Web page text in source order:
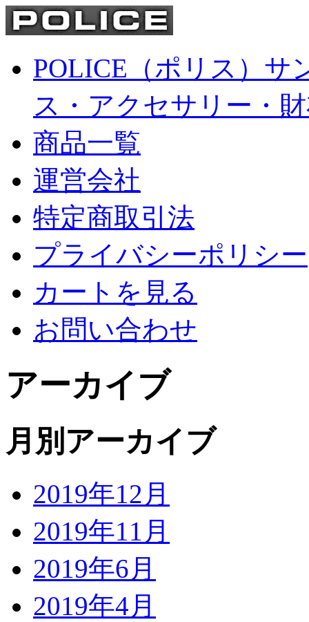
POLICE（ポリス）サ
ス・アクセサリー・
商品一覧
運営会社
特定商取引法
プライバシーポリシー
カートを見る
お問い合わせ
アーカイブ
月別アーカイブ
2019年12月
2019年11月
2019年6月
2019年4月